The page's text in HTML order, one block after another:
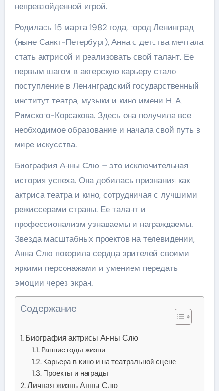
непревзойденной игрой.
Родилась 15 марта 1982 года, город Ленинград
(ныне Санкт-Петербург), Анна с детства мечтала
стать актрисой и реализовать свой талант. Ее
первым шагом в актерскую карьеру стало
поступление в Ленинградский государственный
институт театра, музыки и кино имени Н. А.
Римского-Корсакова. Здесь она получила все
необходимое образование и начала свой путь в
мире искусства.
Биография Анны Слю – это исключительная
история успеха. Она добилась признания как
актриса театра и кино, сотрудничая с лучшими
режиссерами страны. Ее талант и
профессионализм узнаваемы и награждаемы.
Звезда масштабных проектов на телевидении,
Анна Слю покорила сердца зрителей своими
яркими персонажами и умением передать
эмоции через экран.
Содержание
Биография актрисы Анны Слю
Ранние годы жизни
Карьера в кино и на театральной сцене
Проекты и награды
Личная жизнь Анны Слю